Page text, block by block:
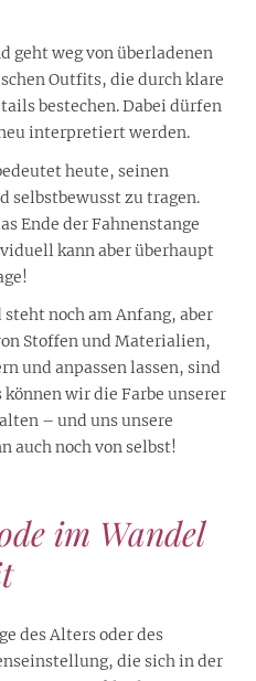
geht weg von überladenen
Outfits, die durch klare
bestechen. Dabei dürfen
interpretiert werden.
heute, seinen
selbstbewusst zu tragen.
Ende der Fahnenstange
kann aber überhaupt
noch am Anfang, aber
Stoffen und Materialien,
und anpassen lassen, sind
können wir die Farbe unserer
– und uns unsere
auch noch von selbst!
im Wandel
des Alters oder des
die sich in der